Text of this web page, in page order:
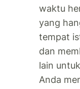
waktu
yang
tempat
dan
lain
Anda